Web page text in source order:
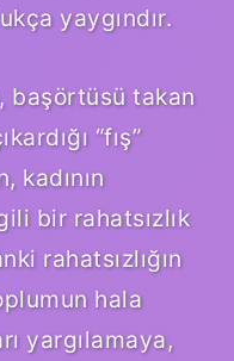
yaygındır.
başörtüsü takan
“fış”
kadının
bir rahatsızlık
rahatsızlığın
hala
yargılamaya,